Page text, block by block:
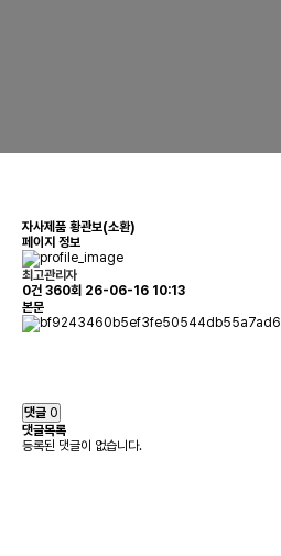
자사제품 황관보(소환)
페이지 정보
최고관리자
0건 360회 26-06-16 10:13
본문
댓글 0
댓글목록
등록된 댓글이 없습니다.